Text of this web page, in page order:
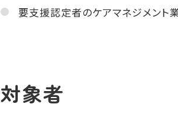
要支援認定者のケアマネジメント
対象者